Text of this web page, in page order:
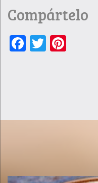
Compártelo
Facebook
Twitter